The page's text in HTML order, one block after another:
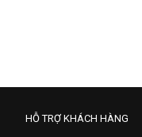
HỖ TRỢ KHÁCH HÀNG